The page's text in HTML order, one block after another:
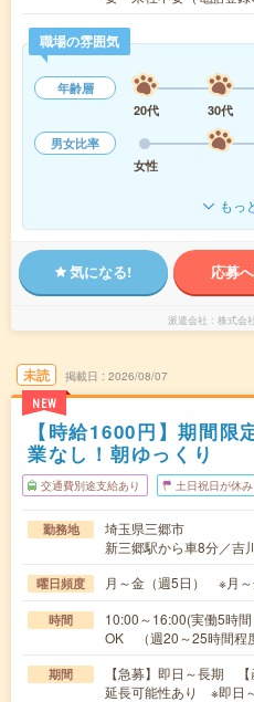
職場の雰囲気
年齢層
20代
30代
男女比率
女性
もっ
気になる! 応募
派遣会社 株式会
未読
NEW
掲載日 2026/08/07
【時給1600円】期間限
業なし！朝ゆっくり
交通費別途支給あり 土日祝日が休み
勤務地
埼玉県三郷市
新三郷駅から車8分／吉
曜日頻度 月～金（週5日） ※月
時間
10:00～16:00(実働5時
OK （週20～25時間程
期間
【急募】即日～長期 【
延長可能性あり ※即日